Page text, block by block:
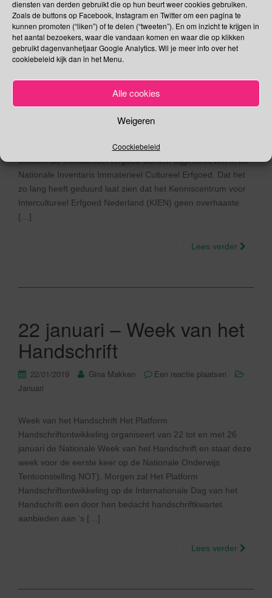
diensten van derden gebruikt die op hun beurt weer cookies gebruiken.
Zoals de buttons op Facebook, Instagram en Twitter om een pagina te
kunnen promoten (“liken”) of te delen (“tweeten”). En om inzicht te krijgen in
het aantal bezoekers, waar die vandaan komen en waar die op klikken
gebruikt dagenvanhetjaar Google Analytics. Wil je meer info over het
cookiebeleid kijk dan in het Menu.
Alle cookies
Weigeren
Coockiebeleid
Dag voor de
Nabestaanden van
Zelfdoding | TARDIS dag
Handschrift: uniek cultureel erfgoed! Het spreekwoord de
volhouden zal vanmiddag in Arnhem eindelijk het handschrift
officieel als immaterieel erfgoed worden bijgeschreven in de
Nationale Inventaris Immaterieel Cultureel Erfgoed. Dat het
zo lang heeft geduurd laat zien dat het Kenniscentrum voor
Intercultureel Erfgoed Nederland (KIEN) geen overhaaste
[…]
Lees verder
22 januari – Week van het
Handschrift
22/01/2019 Gina Makken
Een reactie plaatsen
Januari
Week van het Handschrift Het Platform
Handschriftontwikkeling organiseert van 22 tot en met 26
januari de Nationale Week van het Handschrift en staat deze
week voor de eerste keer op de Nationale Onderwijs
Tentoonstelling NOT). Morgen zal Het Platform
Handschriftontwikkeling op de Internationale Dag van het
Handschrift een door hen bedacht handschriftkwartet
aanbieden aan ‘s […]
Lees verder